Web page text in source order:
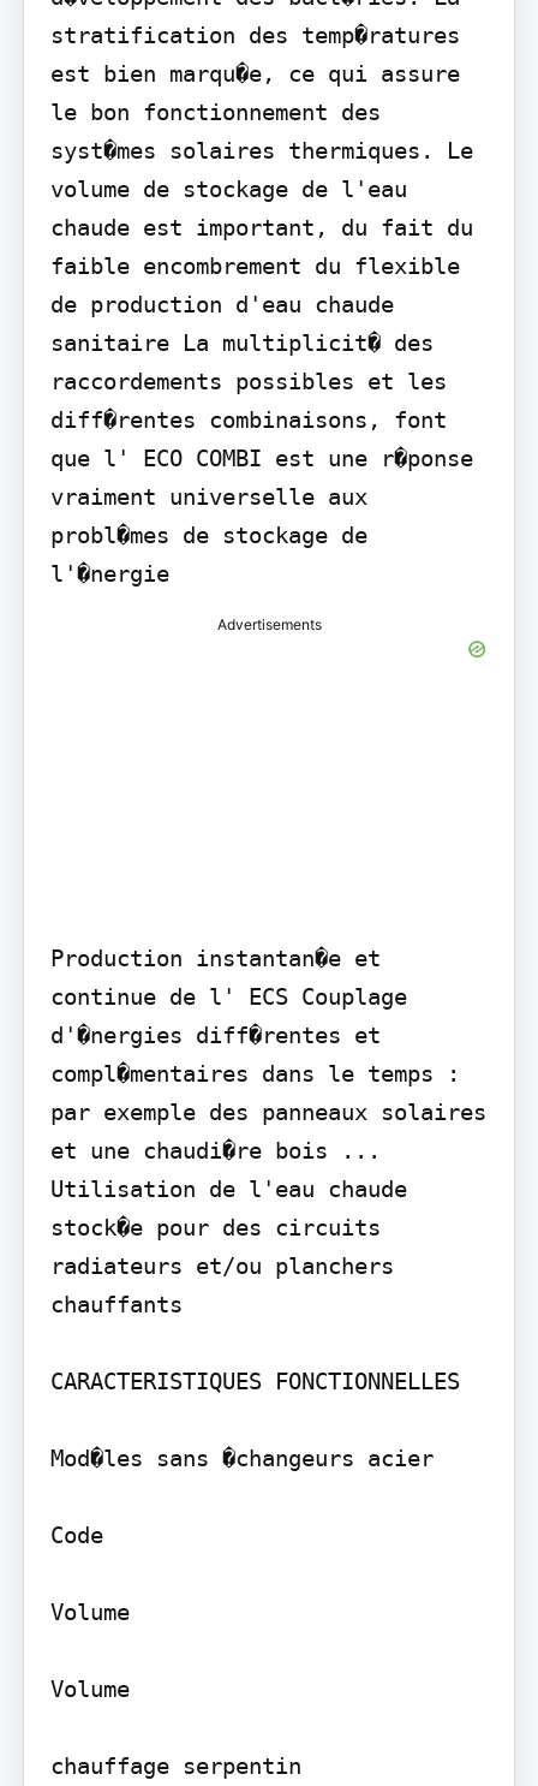
stratification des temp�ratures
est bien marqu�e, ce qui assure
le bon fonctionnement des
syst�mes solaires thermiques. Le
volume de stockage de l'eau
chaude est important, du fait du
faible encombrement du flexible
de production d'eau chaude
sanitaire La multiplicit� des
raccordements possibles et les
diff�rentes combinaisons, font
que l' ECO COMBI est une r�ponse
vraiment universelle aux
probl�mes de stockage de
l'�nergie
Advertisements
Production instantan�e et
continue de l' ECS Couplage
d'�nergies diff�rentes et
compl�mentaires dans le temps :
par exemple des panneaux solaires
et une chaudi�re bois ...
Utilisation de l'eau chaude
stock�e pour des circuits
radiateurs et/ou planchers
chauffants
CARACTERISTIQUES FONCTIONNELLES
Mod�les sans �changeurs acier
Code
Volume
Volume
chauffage serpentin